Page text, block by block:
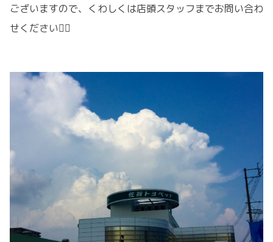
ございますので、くわしくは店頭スタッフまでお問い合わ
せください🙇‍♀️